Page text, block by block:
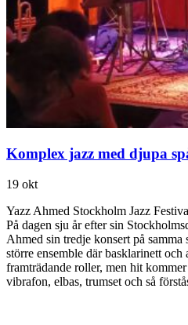
Komplex jazz med djupa
19 okt
Yazz Ahmed Stockholm Jazz
På dagen sju år efter sin
Ahmed sin tredje konsert på samma
större ensemble där basklarinett och
framträdande roller, men hit
vibrafon, elbas, trumset och så